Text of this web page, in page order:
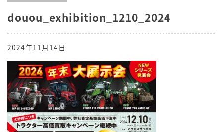
douou_exhibition_1210_2024
2024年11月14日